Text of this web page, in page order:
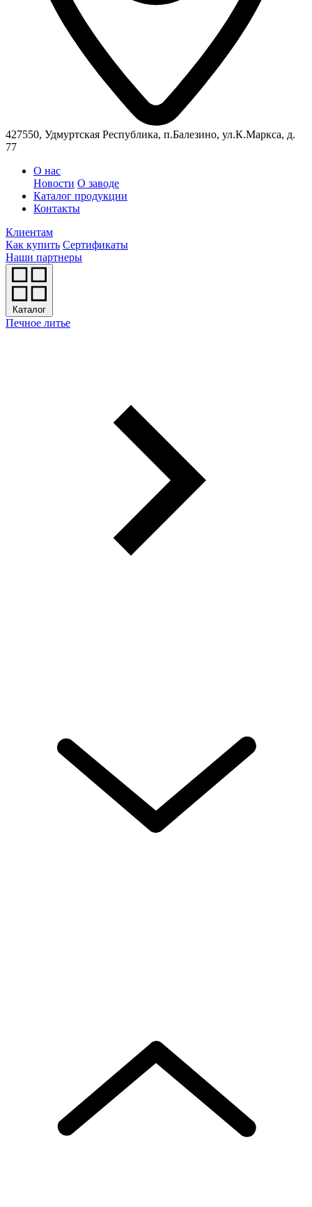
427550, Удмуртская Республика, п.Балезино, ул.К.Маркса, д.
77
О нас
Новости О заводе
Каталог продукции
Контакты
Клиентам
Как купить Сертификаты
Наши партнеры
Каталог
Печное литье